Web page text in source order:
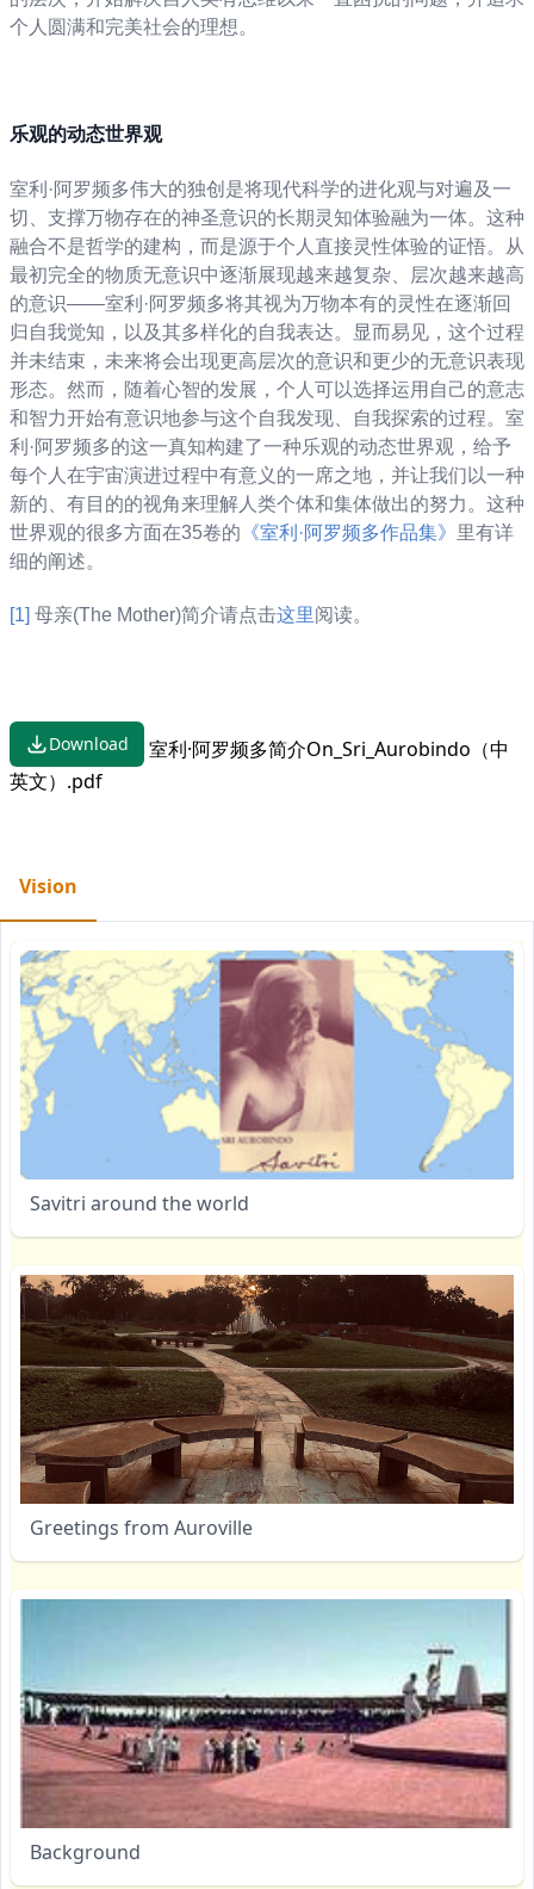
个人圆满和完美社会的理想。
乐观的动态世界观
室利·阿罗频多伟大的独创是将现代科学的进化观与对遍及一
切、支撑万物存在的神圣意识的长期灵知体验融为一体。这种
融合不是哲学的建构，而是源于个人直接灵性体验的证悟。从
最初完全的物质无意识中逐渐展现越来越复杂、层次越来越高
的意识——室利·阿罗频多将其视为万物本有的灵性在逐渐回
归自我觉知，以及其多样化的自我表达。显而易见，这个过程
并未结束，未来将会出现更高层次的意识和更少的无意识表现
形态。然而，随着心智的发展，个人可以选择运用自己的意志
和智力开始有意识地参与这个自我发现、自我探索的过程。室
利·阿罗频多的这一真知构建了一种乐观的动态世界观，给予
每个人在宇宙演进过程中有意义的一席之地，并让我们以一种
新的、有目的的视角来理解人类个体和集体做出的努力。这种
世界观的很多方面在35卷的 《室利·阿罗频多作品集》 里有详
细的阐述。
[1] 母亲(The Mother)简介请点击这里阅读。
Download
室利·阿罗频多简介On_Sri_Aurobindo（中
英文）.pdf
Vision
Savitri around the world
Greetings from Auroville
Background